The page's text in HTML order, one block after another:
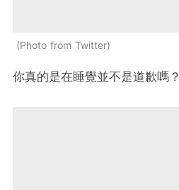
Photo from Twitter
你真的是在睡覺並不是道歉嗎？